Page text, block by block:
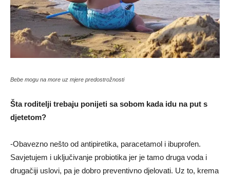
Bebe mogu na more uz mjere predostrožnosti
Šta roditelјi trebaju ponijeti sa sobom kada idu na put s
djetetom?
-Obavezno nešto od antipiretika, paracetamol i ibuprofen.
Savjetujem i uklјučivanje probiotika jer je tamo druga voda i
drugačiji uslovi, pa je dobro preventivno djelovati. Uz to, krema